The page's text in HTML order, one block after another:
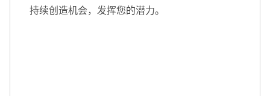
持续创造机会，发挥您的潜力。